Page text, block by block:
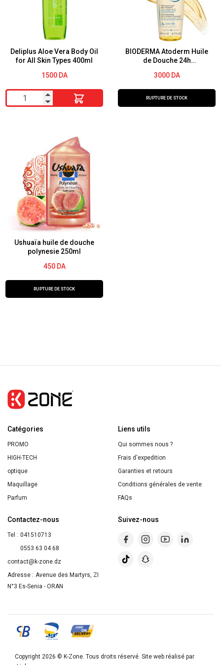
Deliplus Aloe Vera Body Oil
for All Skin Types 400ml
1500 DA
quantité
de
Skin
Types
400ml
BIODERMA Atoderm Huile
de Douche 24h
Immédiat 200 ml
3000 DA
RUPTURE DE STOCK
Ushuaïa huile de douche
polynesie 250ml
450 DA
RUPTURE DE STOCK
Catégories
PROMO
HIGH-TECH
optique
Maquillage
Parfum
Liens utils
Qui sommes nous ?
Frais d'expedition
Garanties et retours
Conditions générales de vente
FAQs
Contactez-nous
Tel : 041510713
0553 63 04 68
contact@k-zone.dz
Adresse : Avenue des Martyrs, ZI
N°3 Es-Senia - ORAN
Suivez-nous
Copyright 2026 © K-Zone. Tous droits réservé. Site web réalisé par